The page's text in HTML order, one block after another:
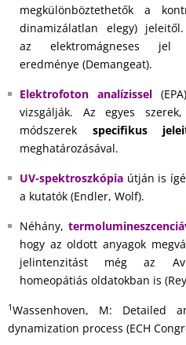
megkülönböztethetők a
dinamizálatlan elegy)
az elektromágneses
eredménye (Demangeat).
Elektrofoton analízissel
vizsgálják. Az egyes
módszerek specifikus jelei
meghatározásával.
UV-spektroszkópia útján is
a kutatók (Endler, Wolf).
Néhány,
hogy az oldott anyagok
jelintenzitást még az
homeopátiás oldatokban is
1Wassenhoven, M: Detailed
dynamization process (ECH